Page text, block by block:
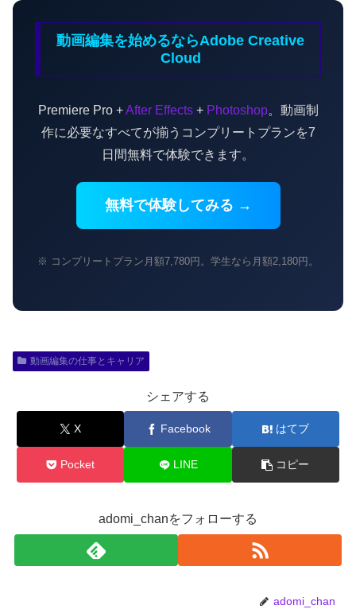
動画編集を始めるならAdobe Creative
Cloud
Premiere Pro +After Effects+ Photoshop。動画制
作に必要なすべてが揃うコンプリートプランを7
日間無料で体験できます。
無料で体験してみる →
※ コンプリートプラン月額7,780円。学生なら月額2,180円。
動画編集の仕事とキャリア
シェアする
X Facebook はてブ
Pocket LINE コピー
adomi_chanをフォローする
adomi_chan